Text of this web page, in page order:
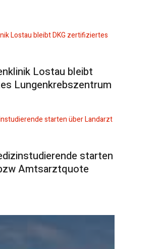
Lostau bleibt
Lungenkrebszentrum
starten
Amtsarztquote